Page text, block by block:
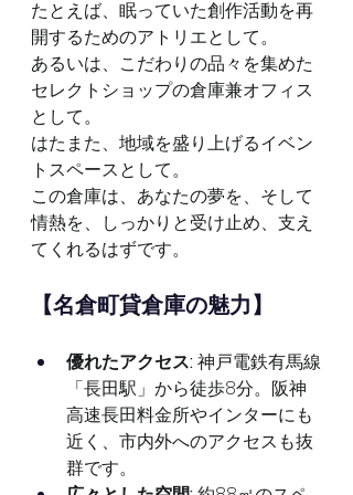
たとえば、眠っていた創作活動を再
開するためのアトリエとして。
あるいは、こだわりの品々を集めた
セレクトショップの倉庫兼オフィス
として。
はたまた、地域を盛り上げるイベン
トスペースとして。
この倉庫は、あなたの夢を、そして
情熱を、しっかりと受け止め、支え
てくれるはずです。
【名倉町貸倉庫の魅力】
優れたアクセス: 神戸電鉄有馬線
「長田駅」から徒歩8分。阪神
高速長田料金所やインターにも
近く、市内外へのアクセスも抜
群です。